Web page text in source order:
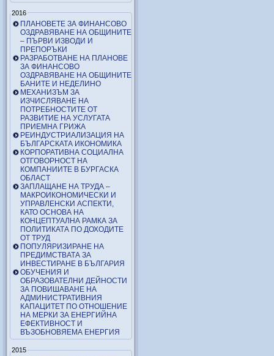
2016
ПЛАНОВЕТЕ ЗА ФИНАНСОВО
ОЗДРАВЯВАНЕ НА ОБЩИНИТЕ
– ПЪРВИ ИЗВОДИ И
ПРЕПОРЪКИ
РАЗРАБОТВАНЕ НА ПЛАНОВЕ
ЗА ФИНАНСОВО
ОЗДРАВЯВАНЕ НА ОБЩИНИТЕ
БАНИТЕ И НЕДЕЛИНО
МЕХАНИЗЪМ ЗА
ИЗЧИСЛЯВАНЕ НА
ПОТРЕБНОСТИТЕ ОТ
РАЗВИТИЕ НА УСЛУГАТА
ПРИЕМНА ГРИЖА
РЕИНДУСТРИАЛИЗАЦИЯ НА
БЪЛГАРСКАТА ИКОНОМИКА
КОРПОРАТИВНА СОЦИАЛНА
ОТГОВОРНОСТ НА
КОМПАНИИТЕ В БУРГАСКА
ОБЛАСТ
ЗАПЛАЩАНЕ НА ТРУДА –
МАКРОИКОНОМИЧЕСКИ И
УПРАВЛЕНСКИ АСПЕКТИ,
КАТО ОСНОВА НА
КОНЦЕПТУАЛНА РАМКА ЗА
ПОЛИТИКАТА ПО ДОХОДИТЕ
ОТ ТРУД
ПОПУЛЯРИЗИРАНЕ НА
ПРЕДИМСТВАТА ЗА
ИНВЕСТИРАНЕ В БЪЛГАРИЯ
ОБУЧЕНИЯ И
ОБРАЗОВАТЕЛНИ ДЕЙНОСТИ
ЗА ПОВИШАВАНЕ НА
АДМИНИСТРАТИВНИЯ
КАПАЦИТЕТ ПО ОТНОШЕНИЕ
НА МЕРКИ ЗА ЕНЕРГИЙНА
ЕФЕКТИВНОСТ И
ВЪЗОБНОВЯЕМА ЕНЕРГИЯ
2015